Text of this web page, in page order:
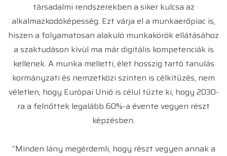
társadalmi rendszerekben a siker kulcsa az
alkalmazkodóképesség. Ezt várja el a munkaerőpiac is,
hiszen a folyamatosan alakuló munkakörök ellátásához
a szaktudáson kívül ma már digitális kompetenciák is
kellenek. A munka melletti, élet hosszig tartó tanulás
kormányzati és nemzetközi szinten is célkitűzés, nem
véletlen, hogy Európai Unió is célul tűzte ki, hogy 2030-
ra a felnőttek legalább 60%-a évente vegyen részt
képzésben.
“Minden lány megérdemli, hogy részt vegyen annak a